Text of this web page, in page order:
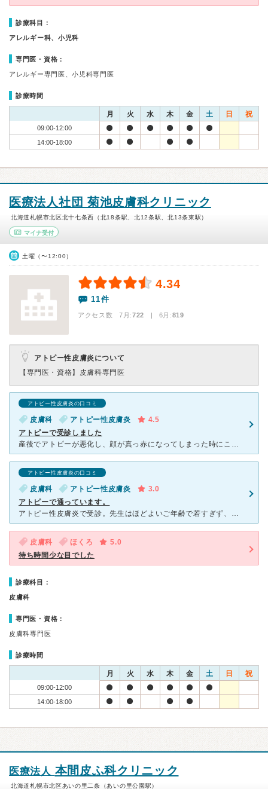
診療科目：
アレルギー科、小児科
専門医・資格：
アレルギー専門医、小児科専門医
診療時間
月 火 水 木 金 土 日 祝
09:00-12:00
14:00-18:00
医療法人社団 菊池皮膚科クリニック
北海道札幌市北区北十七条西（北18条駅、北12条駅、北13条東駅）
マイナ受付
土曜（〜12:00）
4.34
11件
アクセス数 7月:722 | 6月:819
アトピー性皮膚炎について
【専門医・資格】 皮膚科専門医
アトピー性皮膚炎の口コミ
皮膚科 アトピー性皮膚炎
4.5
アトピーで受診しました
産後でアトピーが悪化し、顔が真っ赤になってしまった時にこちらの病院を知り受診しました。 どの皮膚科にいっても保湿保湿と言われ続け、痒みが治らず困っていましたが、「保湿をしないで」という先生の方針
アトピー性皮膚炎の口コミ
皮膚科 アトピー性皮膚炎
3.0
アトピーで通っています。
アトピー性皮膚炎で受診。先生はほどよいご年齢で若すぎず、高齢すぎず、ご経験豊富な方と思います。話もよく聞いてくれますが、薬は先生独自の処方がメインで、その処方内容を変えてはくれませんし、1ヶ月分しか出
皮膚科 ほくろ
5.0
待ち時間少な目でした
診療科目：
皮膚科
専門医・資格：
皮膚科専門医
診療時間
月 火 水 木 金 土 日 祝
09:00-12:00
14:00-18:00
医療法人 本間皮ふ科クリニック
北海道札幌市北区あいの里二条（あいの里公園駅）